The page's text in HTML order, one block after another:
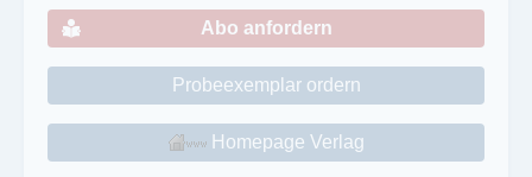
Abo anfordern
Probeexemplar ordern
Homepage Verlag